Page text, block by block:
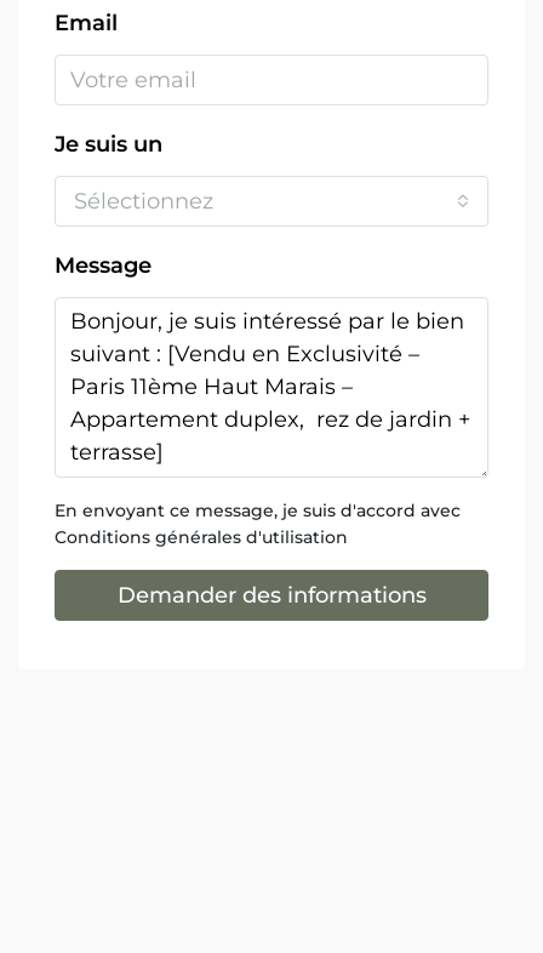
Email
Je suis un
Sélectionnez
Message
En envoyant ce message, je suis d'accord avec
Conditions générales d'utilisation
Demander des informations